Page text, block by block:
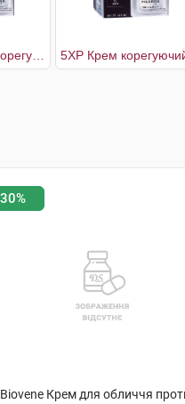
Biovene Крем для обличчя